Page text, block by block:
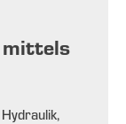
mittels